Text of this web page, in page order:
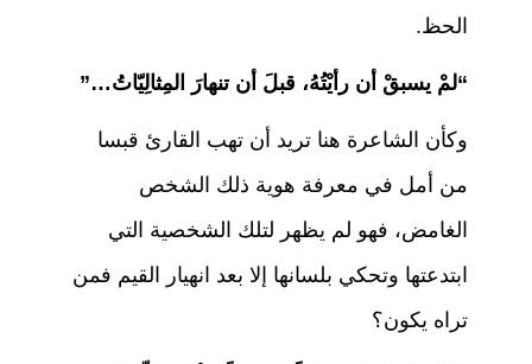
الحظ.
“لمْ يسبقْ أن رأيْتُهُ، قبلَ أن تنهارَ المِثالِيّاتُ…”
وكأن الشاعرة هنا تريد أن تهب القارئ قبسا
من أمل في معرفة هوية ذلك الشخص
الغامض، فهو لم يظهر لتلك الشخصية التي
ابتدعتها وتحكي بلسانها إلا بعد انهيار القيم فمن
تراه يكون؟